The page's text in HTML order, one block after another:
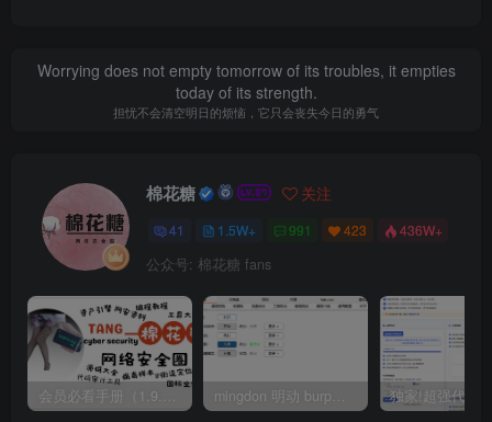
Worrying does not empty tomorrow of its troubles, it empties
today of its strength.
担忧不会清空明日的烦恼，它只会丧失今日的勇气
棉花糖 关注
41 1.5W+ 991 423 436W+
公众号: 棉花糖 fans
会员必看手册（1.9.0版本 26.4.5更新） mingdon 明动 burp插件0.2.6版本 本地时间校验去除版